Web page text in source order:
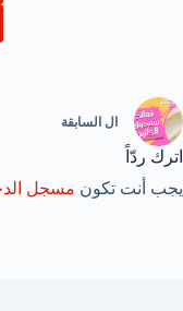
ال السابقة
اترك ردّاً
يجب أنت تكون مسجل